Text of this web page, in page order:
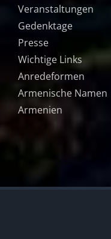
Veranstaltungen
Gedenktage
Presse
Wichtige Links
Anredeformen
Armenische Namen
Armenien